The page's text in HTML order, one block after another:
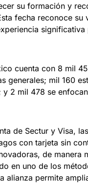
su formación y
fecha reconoce su
significativa
cuenta con 8 mil
generales; mil 160
2 mil 478 se
de Sectur y Visa,
con tarjeta sin
de manera
en uno de los
alianza permite